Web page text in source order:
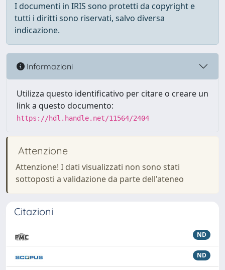
I documenti in IRIS sono protetti da copyright e
tutti i diritti sono riservati, salvo diversa
indicazione.
Informazioni
Utilizza questo identificativo per citare o creare un
link a questo documento:
https://hdl.handle.net/11564/2404
Attenzione
Attenzione! I dati visualizzati non sono stati
sottoposti a validazione da parte dell'ateneo
Citazioni
ND
ND